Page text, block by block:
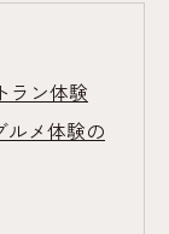
ラン体験
ルメ体験の